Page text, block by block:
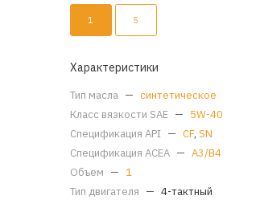
1 5
Характеристики
Тип масла — синтетическое
Класс вязкости SAE — 5W-40
Спецификация API — CF,SN
Спецификация ACEA — A3/B4
Объем — 1
Тип двигателя — 4-тактный